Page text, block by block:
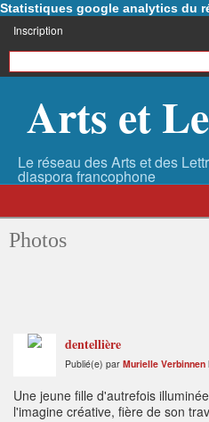
Statistiques google analytics du
Inscription
Arts et
Photos
dentellière
Publié(e) par Murielle Verbinnen
Une jeune fille d'autrefois
l'imagine créative, fière de son